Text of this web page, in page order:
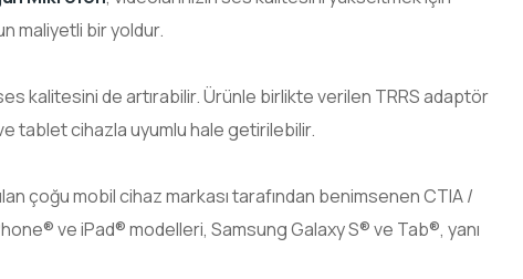
maliyetli bir yoldur.
kalitesini de artırabilir. Ürünle birlikte verilen TRRS adaptör
tablet cihazla uyumlu hale getirilebilir.
çoğu mobil cihaz markası tarafından benimsenen CTIA /
ve iPad® modelleri, Samsung Galaxy S® ve Tab®, yanı